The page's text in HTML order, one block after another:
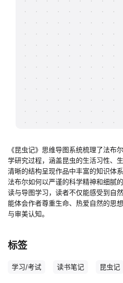
客户案例
帮助中心
《昆虫记》思维导图系统梳理了法布
学研究过程，涵盖昆虫的生活习性、
清晰的结构呈现作品中丰富的知识体
法布尔如何以严谨的科学精神和细腻
读与导图学习，读者不仅能感受到自
能体会作者尊重生命、热爱自然的思
与审美认知。
标签
学习/考试 读书笔记 昆虫记